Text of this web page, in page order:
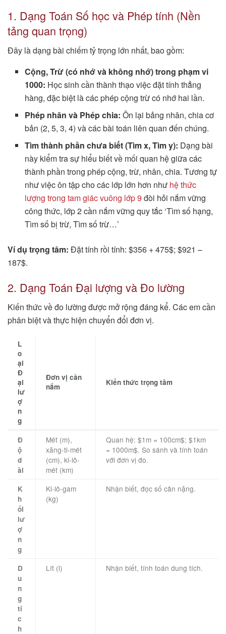
1. Dạng Toán Số học và Phép tính (Nền
tảng quan trọng)
Đây là dạng bài chiếm tỷ trọng lớn nhất, bao gồm:
Cộng, Trừ (có nhớ và không nhớ) trong phạm vi
1000: Học sinh cần thành thạo việc đặt tính thẳng
hàng, đặc biệt là các phép cộng trừ có nhớ hai lần.
Phép nhân và Phép chia: Ôn lại bảng nhân, chia cơ
bản (2, 5, 3, 4) và các bài toán liên quan đến chúng.
Tìm thành phần chưa biết (Tìm x, Tìm y): Dạng bài
này kiểm tra sự hiểu biết về mối quan hệ giữa các
thành phần trong phép cộng, trừ, nhân, chia. Tương tự
như việc ôn tập cho các lớp lớn hơn như hệ thức
lượng trong tam giác vuông lớp 9 đòi hỏi nắm vững
công thức, lớp 2 cần nắm vững quy tắc ‘Tìm số hạng,
Tìm số bị trừ, Tìm số trừ…’
Ví dụ trọng tâm: Đặt tính rồi tính: $356 + 475$; $921 –
187$.
2. Dạng Toán Đại lượng và Đo lường
Kiến thức về đo lường được mở rộng đáng kể. Các em cần
phân biệt và thực hiện chuyển đổi đơn vị.
L
o
ại
Đ
ại
lư
ợ
n
g
Đơn vị cần
nắm
Kiến thức trọng tâm
Đ
ộ
d
ài
Mét (m),
xăng-ti-mét
(cm), ki-lô-
mét (km)
Quan hệ: $1m = 100cm$; $1km
= 1000m$. So sánh và tính toán
với đơn vị đo.
K
h
ối
lư
ợ
n
g
Ki-lô-gam
(kg)
Nhận biết, đọc số cân nặng.
D
u
n
g
tí
c
h
Lít (l) Nhận biết, tính toán dung tích.